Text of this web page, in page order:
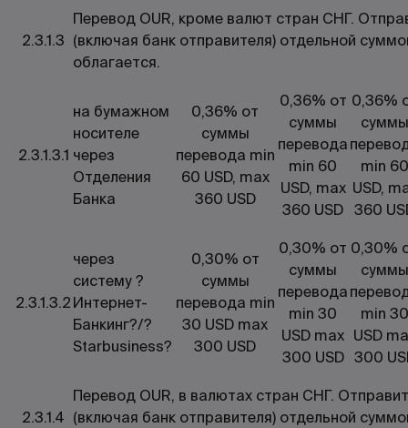
2.3.1.3
Перевод OUR, кроме валют стран СНГ.
(включая банк отправителя) отдельной
облагается.
2.3.1.3.1
на бумажном
носителе
через
Отделения
Банка
0,36% от
суммы
перевода min
60 USD, max
360 USD
0,36% от
суммы
перевода
min 60
USD, max
360 USD
0,36%
суммы
min 60
USD,
360
2.3.1.3.2
через
систему ?
Интернет-
Банкинг?/?
Starbusiness?
0,30% от
суммы
перевода min
30 USD max
300 USD
0,30% от
суммы
перевода
min 30
USD max
300 USD
0,30%
суммы
min 30
USD
300
2.3.1.4
Перевод OUR, в валютах стран СНГ.
(включая банк отправителя) отдельной